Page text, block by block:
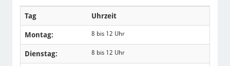
Tag Uhrzeit
Montag: 8 bis 12 Uhr
Dienstag: 8 bis 12 Uhr